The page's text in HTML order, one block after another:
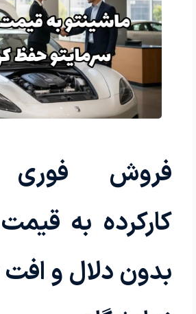
فروش فوری
کارکرده به
بدون دلال و